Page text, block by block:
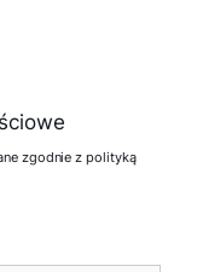
zgodnie z polityką